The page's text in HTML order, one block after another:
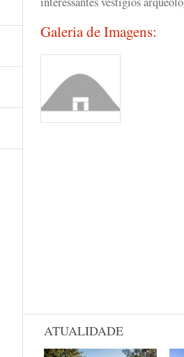
Galeria de Imagens:
ATUALIDADE